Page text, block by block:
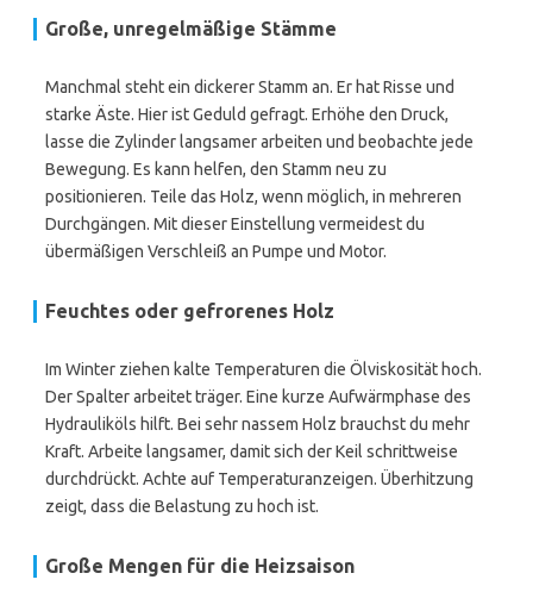
Große, unregelmäßige Stämme
Manchmal steht ein dickerer Stamm an. Er hat Risse und
starke Äste. Hier ist Geduld gefragt. Erhöhe den Druck,
lasse die Zylinder langsamer arbeiten und beobachte jede
Bewegung. Es kann helfen, den Stamm neu zu
positionieren. Teile das Holz, wenn möglich, in mehreren
Durchgängen. Mit dieser Einstellung vermeidest du
übermäßigen Verschleiß an Pumpe und Motor.
Feuchtes oder gefrorenes Holz
Im Winter ziehen kalte Temperaturen die Ölviskosität hoch.
Der Spalter arbeitet träger. Eine kurze Aufwärmphase des
Hydrauliköls hilft. Bei sehr nassem Holz brauchst du mehr
Kraft. Arbeite langsamer, damit sich der Keil schrittweise
durchdrückt. Achte auf Temperaturanzeigen. Überhitzung
zeigt, dass die Belastung zu hoch ist.
Große Mengen für die Heizsaison